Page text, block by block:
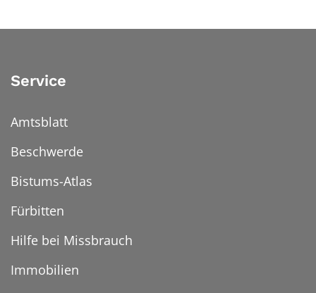
Service
Amtsblatt
Beschwerde
Bistums-Atlas
Fürbitten
Hilfe bei Missbrauch
Immobilien